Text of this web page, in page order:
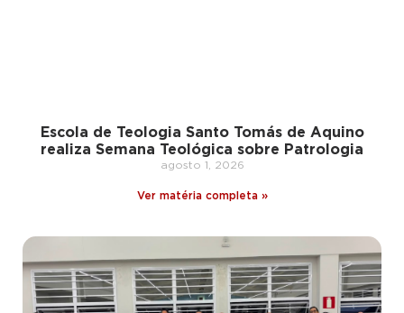
Escola de Teologia Santo Tomás de Aquino
realiza Semana Teológica sobre Patrologia
agosto 1, 2026
Ver matéria completa »